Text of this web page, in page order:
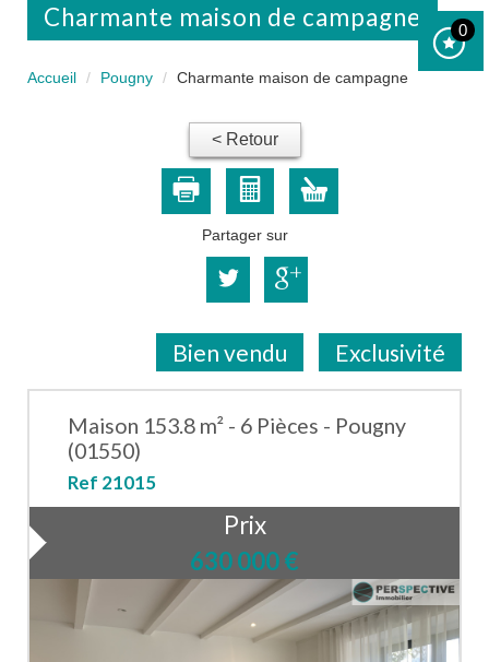
0
charmante maison de campagne
Accueil Pougny Charmante maison de campagne
< Retour
Partager sur
Bien vendu Exclusivité
Maison 153.8 m² - 6 Pièces - Pougny
(01550)
Ref 21015
Prix
630 000€